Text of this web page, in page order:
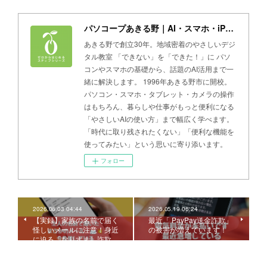
パソコープあきる野｜AI・スマホ・iPad・パソコン教室
あきる野で創立30年。地域密着のやさしいデジ
タル教室 「できない」を「できた！」に パソ
コンやスマホの基礎から、話題のAI活用まで一
緒に解決します。 1996年あきる野市に開校。
パソコン・スマホ・タブレット・カメラの操作
はもちろん、暮らしや仕事がもっと便利になる
「やさしいAIの使い方」まで幅広く学べます。
「時代に取り残されたくない」「便利な機能を
使ってみたい」という思いに寄り添います。
フォロー
2026.06.03 04:44
【実録】家族の名前で届く
怪しいメールに注意！身近
に迫る「なりすまし詐欺…
2026.05.19 06:24
最近「 PayPay送金詐欺」
の被害が増えています！